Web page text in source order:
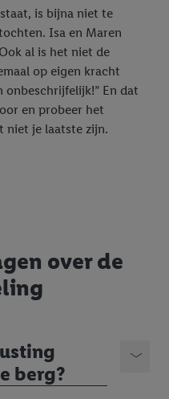
is bijna niet te
Isa en Maren
al is het niet de
op eigen kracht
onbeschrijfelijk!” En dat
en probeer het
niet je laatste zijn.
over de
berg?
van het e-mailadres dat u
diensten van derden en
te tonen. Voor dit
ook samengevoegd
of
SA beschikt en die aan u
waarover Criteo
of Lidl-diensten aan u
doeleinden toestaan en
alleen het gebruik van de